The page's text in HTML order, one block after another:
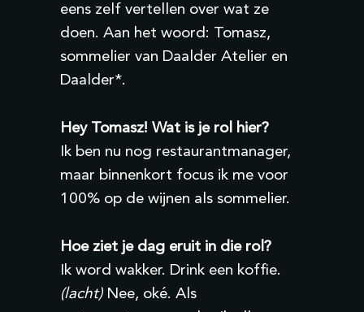
eens zelf vertellen over wat ze
doen. Aan het woord: Tomasz,
sommelier van Daalder Atelier en
Daalder*.
Hey Tomasz! Wat is je rol hier?
Ik ben nu nog restaurantmanager,
maar binnenkort focus ik me voor
100% op de wijnen als sommelier.
Hoe ziet je dag eruit in die rol?
Ik word wakker. Drink een koffie.
(lacht)Nee, oké. Als